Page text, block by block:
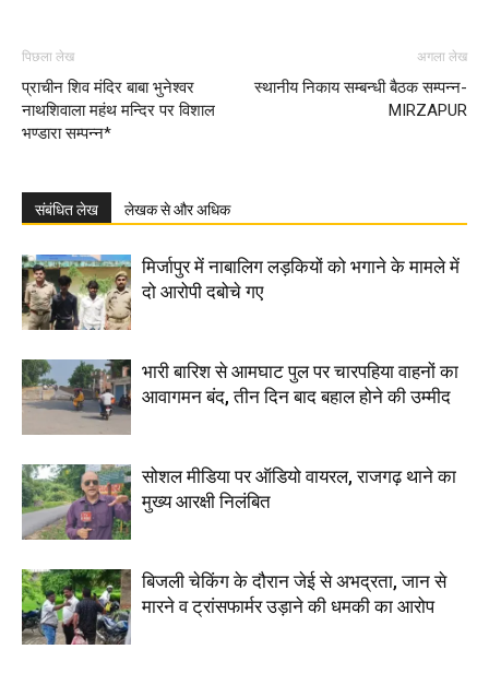
पिछला लेख
प्राचीन शिव मंदिर बाबा भुनेश्वर
नाथशिवाला महंथ मन्दिर पर विशाल
भण्डारा सम्पन्न*
अगला लेख
स्थानीय निकाय सम्बन्धी बैठक सम्पन्न-
MIRZAPUR
संबंधित लेख लेखक से और अधिक
मिर्जापुर में नाबालिग लड़कियों को भगाने के मामले में
दो आरोपी दबोचे गए
भारी बारिश से आमघाट पुल पर चारपहिया वाहनों का
आवागमन बंद, तीन दिन बाद बहाल होने की उम्मीद
सोशल मीडिया पर ऑडियो वायरल, राजगढ़ थाने का
मुख्य आरक्षी निलंबित
बिजली चेकिंग के दौरान जेई से अभद्रता, जान से
मारने व ट्रांसफार्मर उड़ाने की धमकी का आरोप